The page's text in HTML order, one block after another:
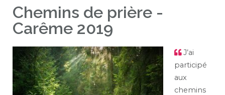
Chemins de prière -
Carême 2019
J’ai
participé
aux
chemins